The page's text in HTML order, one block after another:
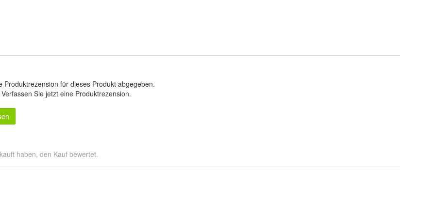
Produktrezension für dieses Produkt abgegeben.
Verfassen Sie jetzt eine Produktrezension.
haben, den Kauf bewertet.